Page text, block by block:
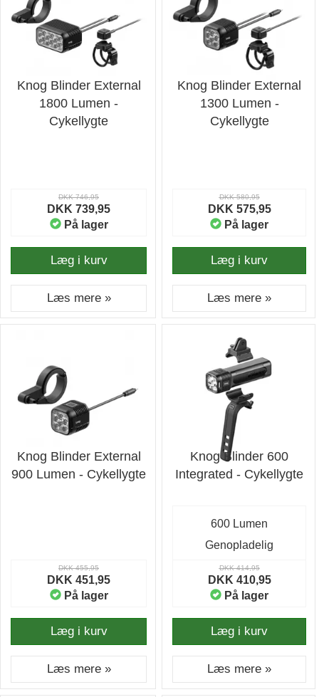
Knog Blinder External
1800 Lumen -
Cykellygte
DKK 746,95
DKK 739,95
På lager
Læg i kurv
Læs mere »
Knog Blinder External
1300 Lumen -
Cykellygte
DKK 580,95
DKK 575,95
På lager
Læg i kurv
Læs mere »
Knog Blinder External
900 Lumen - Cykellygte
DKK 455,95
DKK 451,95
På lager
Læg i kurv
Læs mere »
Knog Blinder 600
Integrated - Cykellygte
600 Lumen
Genopladelig
DKK 414,95
DKK 410,95
På lager
Læg i kurv
Læs mere »